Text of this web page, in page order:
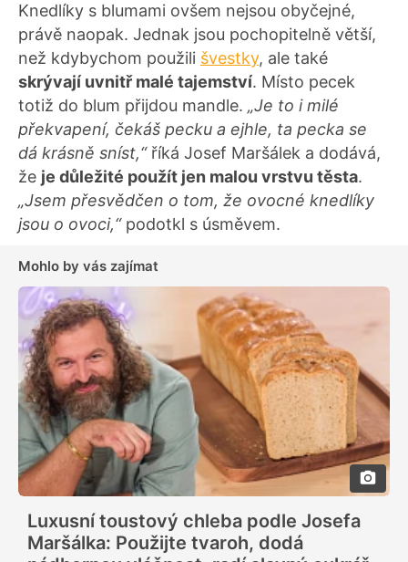
Knedlíky s blumami ovšem nejsou obyčejné,
právě naopak. Jednak jsou pochopitelně větší,
než kdybychom použili švestky, ale také
skrývají uvnitř malé tajemství. Místo pecek
totiž do blum přijdou mandle. „Je to i milé
překvapení, čekáš pecku a ejhle, ta pecka se
dá krásně sníst,“říká Josef Maršálek a dodává,
že je důležité použít jen malou vrstvu těsta.
„Jsem přesvědčen o tom, že ovocné knedlíky
jsou o ovoci,“podotkl s úsměvem.
Mohlo by vás zajímat
Luxusní toustový chleba podle Josefa
Maršálka: Použijte tvaroh, dodá